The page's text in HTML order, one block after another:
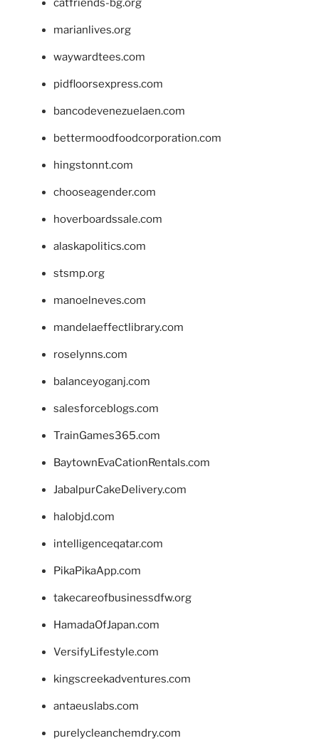
catfriends-bg.org
marianlives.org
waywardtees.com
pidfloorsexpress.com
bancodevenezuelaen.com
bettermoodfoodcorporation.com
hingstonnt.com
chooseagender.com
hoverboardssale.com
alaskapolitics.com
stsmp.org
manoelneves.com
mandelaeffectlibrary.com
roselynns.com
balanceyoganj.com
salesforceblogs.com
TrainGames365.com
BaytownEvaCationRentals.com
JabalpurCakeDelivery.com
halobjd.com
intelligenceqatar.com
PikaPikaApp.com
takecareofbusinessdfw.org
HamadaOfJapan.com
VersifyLifestyle.com
kingscreekadventures.com
antaeuslabs.com
purelycleanchemdry.com